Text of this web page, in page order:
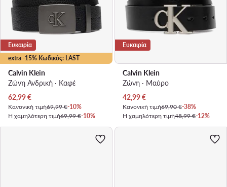
extra -15% Κωδικός: LAST
Ευκαιρία
Calvin Klein
Ζώνη Ανδρική · Καφέ
Τρέχουσα τιμή
62,99€
Κανονική τιμή69,99 €-10%
Η χαμηλότερη τιμή69,99 €-10%
Ευκαιρία
Calvin Klein
Ζώνη · Μαύρο
Τρέχουσα τιμή
42,99€
Κανονική τιμή69,90 €-38%
Η χαμηλότερη τιμή48,99 €-12%